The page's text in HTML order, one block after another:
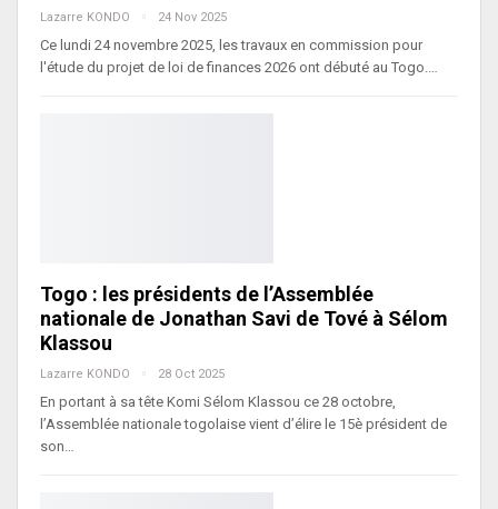
Lazarre KONDO 24 Nov 2025
Ce lundi 24 novembre 2025, les travaux en commission pour
l'étude du projet de loi de finances 2026 ont débuté au Togo.…
Togo : les présidents de l’Assemblée
nationale de Jonathan Savi de Tové à Sélom
Klassou
Lazarre KONDO 28 Oct 2025
En portant à sa tête Komi Sélom Klassou ce 28 octobre,
l’Assemblée nationale togolaise vient d’élire le 15è président de
son…